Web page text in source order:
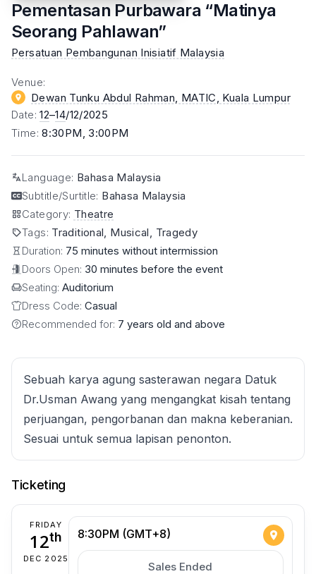
Pementasan Purbawara “Matinya
Seorang Pahlawan”
Persatuan Pembangunan Inisiatif Malaysia
Venue:
Dewan Tunku Abdul Rahman, MATIC , Kuala Lumpur
Date:12–14/12/2025
Time:8:30PM, 3:00PM
Language: Bahasa Malaysia
Subtitle/Surtitle: Bahasa Malaysia
Category: Theatre
Tags: Traditional, Musical, Tragedy
Duration: 75 minutes without intermission
Doors Open: 30 minutes before the event
Seating: Auditorium
Dress Code: Casual
Recommended for: 7 years old and above
Sebuah karya agung sasterawan negara Datuk
Dr.Usman Awang yang mengangkat kisah tentang
perjuangan, pengorbanan dan makna keberanian.
Sesuai untuk semua lapisan penonton.
Ticketing
FRIDAY
12th
DEC 2025
8:30PM (GMT+8)
Sales Ended